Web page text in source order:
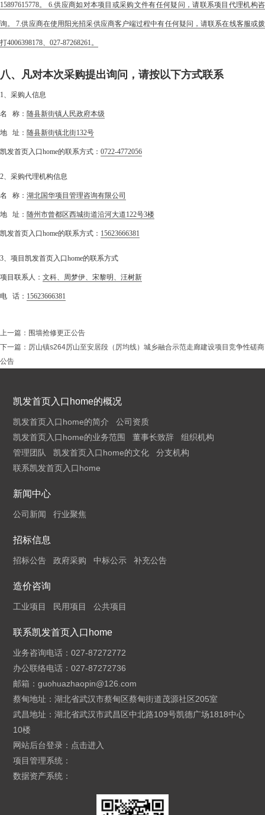
15897615778。 6.供应商如对本项目或采购文件有任何疑问，请联系项目代理机构咨
询。 7.供应商在使用阳光招采供应商客户端过程中有任何疑问，请联系在线客服或拨
打4006398178、027-87268261。
八、凡对本次采购提出询问，请按以下方式联系
1、采购人信息
名 称： 随县新街镇人民政府本级
地 址： 随县新街镇北街132号
凯发首页入口home的联系方式： 0722-4772056
2、采购代理机构信息
名 称： 湖北国华项目管理咨询有限公司
地 址： 随州市曾都区西城街道沿河大道122号3楼
凯发首页入口home的联系方式： 15623666381
3、项目凯发首页入口home的联系方式
项目联系人： 文科、周梦伊、宋黎明、汪树新
电 话： 15623666381
上一篇： 围墙抢修更正公告
下一篇： 厉山镇s264厉山至安居段（厉均线）城乡融合示范走廊建设项目竞争性磋商
公告
凯发首页入口home的概况
凯发首页入口home的简介
公司资质
凯发首页入口home的业务范围
董事长致辞
组织机构
管理团队
凯发首页入口home的文化
分支机构
联系凯发首页入口home
新闻中心
公司新闻 行业聚焦
招标信息
招标公告 政府采购 中标公示 补充公告
造价咨询
工业项目 民用项目 公共项目
联系凯发首页入口home
业务咨询电话：027-87272772
办公联络电话：027-87272736
邮箱：guohuazhaopin@126.com
蔡甸地址：湖北省武汉市蔡甸区蔡甸街道茂源社区205室
武昌地址：湖北省武汉市武昌区中北路109号凯德广场1818中心
10楼
网站后台登录： 点击进入
项目管理系统：
数据资产系统：